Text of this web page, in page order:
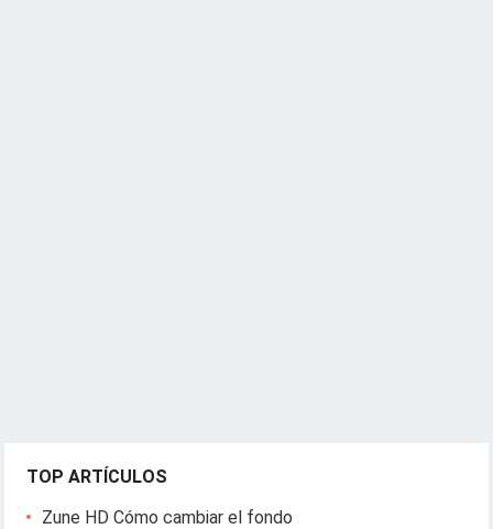
TOP ARTÍCULOS
Zune HD Cómo cambiar el fondo